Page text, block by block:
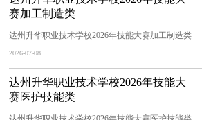
赛加工制造类
达州升华职业技术学校2026年技能大赛加工制造类
2026-07-08
达州升华职业技术学校2026年技能大
赛医护技能类